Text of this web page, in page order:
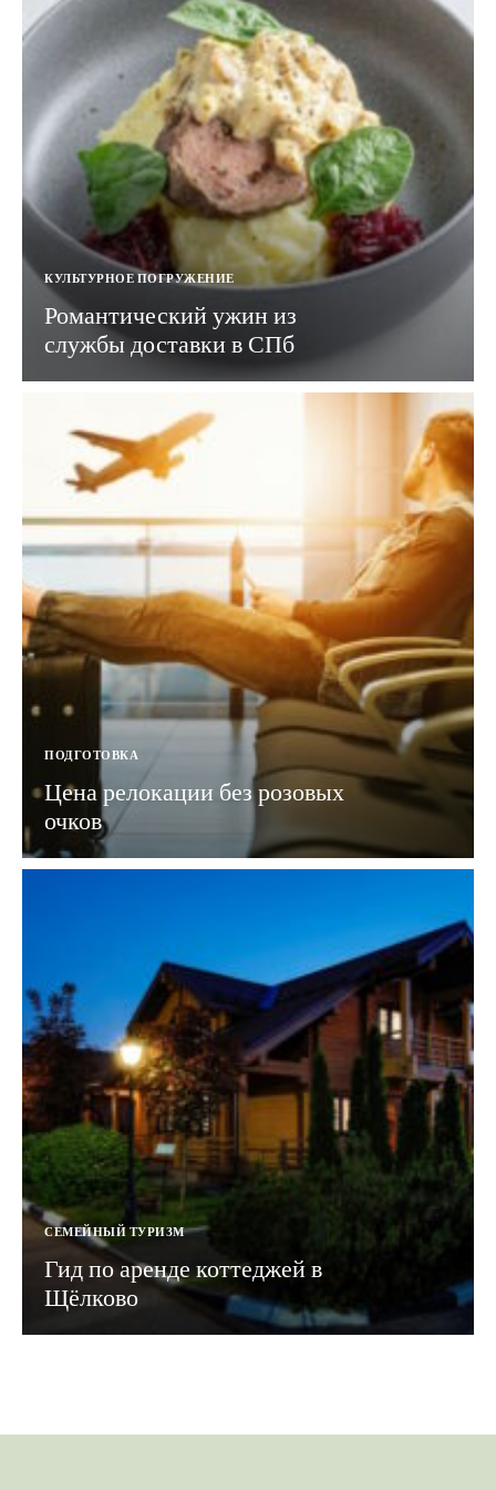
КУЛЬТУРНОЕ ПОГРУЖЕНИЕ
Романтический ужин из
службы доставки в СПб
ПОДГОТОВКА
Цена релокации без розовых
очков
СЕМЕЙНЫЙ ТУРИЗМ
Гид по аренде коттеджей в
Щёлково